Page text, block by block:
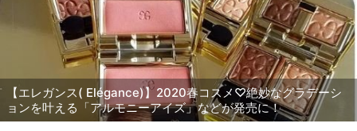
【エレガンス( Elégance)】2020春コスメ♡絶妙なグラデーシ
ョンを叶える「アルモニーアイズ」などが発売に！